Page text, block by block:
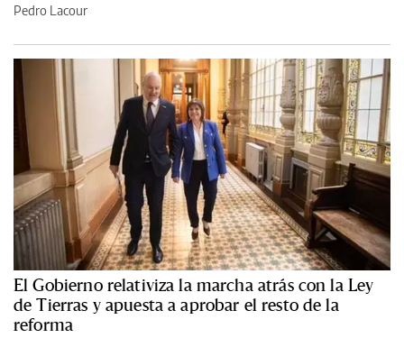
Pedro Lacour
El Gobierno relativiza la marcha atrás con la Ley
de Tierras y apuesta a aprobar el resto de la
reforma